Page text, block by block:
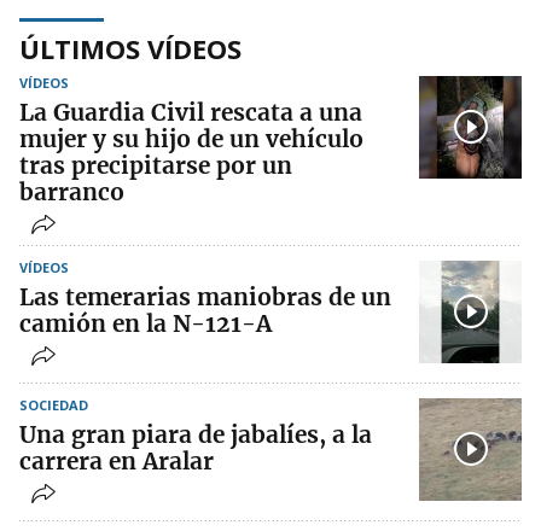
ÚLTIMOS VÍDEOS
VÍDEOS
La Guardia Civil rescata a una
mujer y su hijo de un vehículo
tras precipitarse por un
barranco
VÍDEOS
Las temerarias maniobras de un
camión en la N-121-A
SOCIEDAD
Una gran piara de jabalíes, a la
carrera en Aralar